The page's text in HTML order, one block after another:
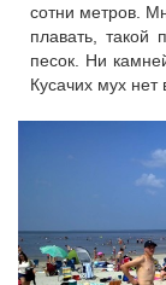
сотни метров.
плавать,
песок. Ни
Кусачих мух нет